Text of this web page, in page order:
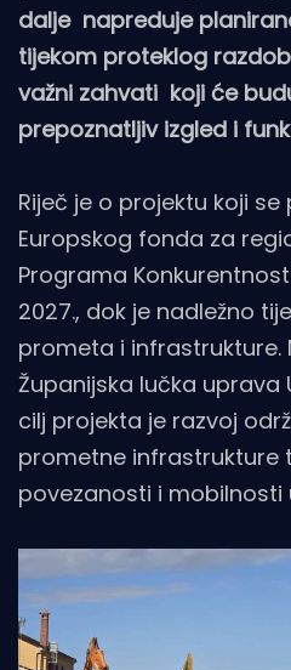
dalje napreduje
tijekom proteklog
važni zahvati koji će
prepoznatljiv izgled i
Riječ je o projektu koji
Europskog fonda za
Programa
2027., dok je nadležno
prometa i infrastrukture.
Županijska lučka uprava
cilj projekta je razvoj
prometne infrastrukture
povezanosti i